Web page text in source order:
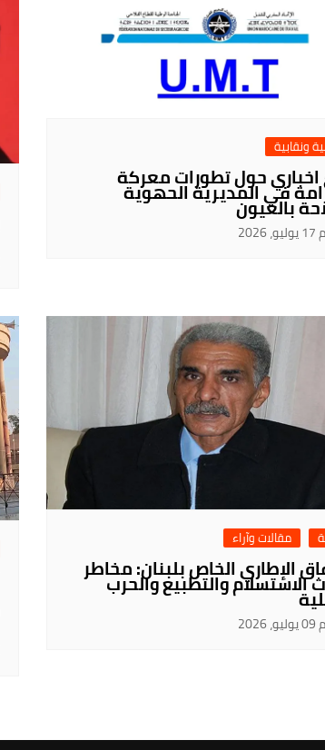
ونقابية
اخباري حول تطورات معركة
في المديرية الحهوية
بالعيون
مقالات وآراء
الإطاري الخاص بلبنان: مخاطر
الاستسلام والتطبيع والحرب